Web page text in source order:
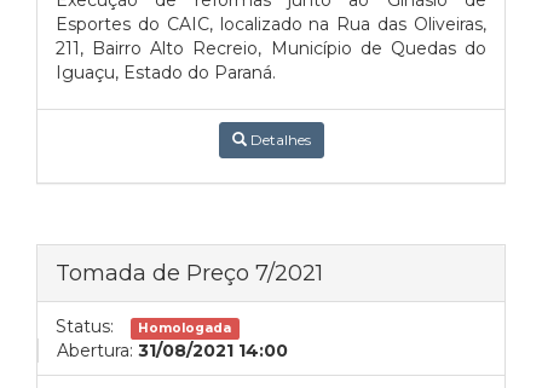
Esportes do CAIC, localizado na Rua das Oliveiras,
211, Bairro Alto Recreio, Município de Quedas do
Iguaçu, Estado do Paraná.
Detalhes
Tomada de Preço 7/2021
Status: Homologada
Abertura: 31/08/2021 14:00